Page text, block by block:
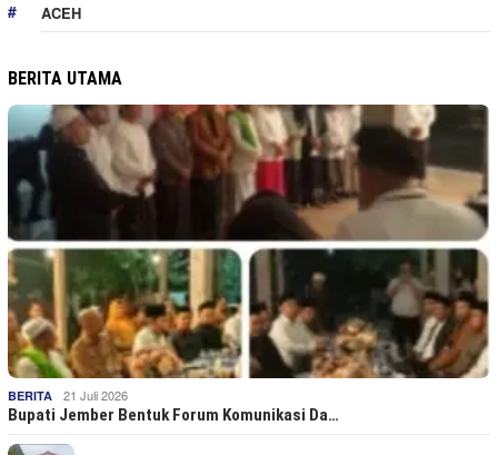
ACEH
BERITA UTAMA
BERITA 21 Juli 2026
Bupati Jember Bentuk Forum Komunikasi Da…